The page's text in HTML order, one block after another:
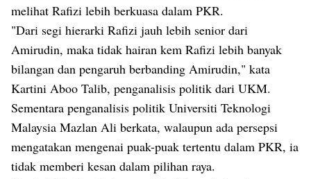
melihat Rafizi lebih berkuasa dalam PKR.
"Dari segi hierarki Rafizi jauh lebih senior dari
Amirudin, maka tidak hairan kem Rafizi lebih banyak
bilangan dan pengaruh berbanding Amirudin," kata
Kartini Aboo Talib, penganalisis politik dari UKM.
Sementara penganalisis politik Universiti Teknologi
Malaysia Mazlan Ali berkata, walaupun ada persepsi
mengatakan mengenai puak-puak tertentu dalam PKR, ia
tidak memberi kesan dalam pilihan raya.